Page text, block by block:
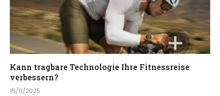
Kann tragbare Technologie Ihre Fitnessreise
verbessern?
15/11/2025